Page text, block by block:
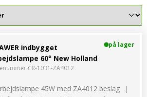
og relæer til traktor
spørgsmål
og LED-værkstedslys
og relæer til traktor og
indbygget
60° New Holland
CR-1031-ZA4012
på lager
45W med ZA4012 beslag